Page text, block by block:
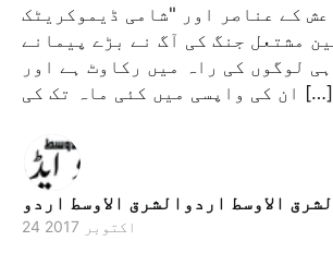
کے عناصر اور "شامی ڈیموکریٹک
مشتعل جنگ کی آگ نے بڑے پیمانے
لوگوں کی راہ میں رکاوٹ ہے اور
ان کی واپسی میں کئی ماہ تک کی […]
الاوسط اردوالشرق الاوسط اردو
24 اکتوبر 2017